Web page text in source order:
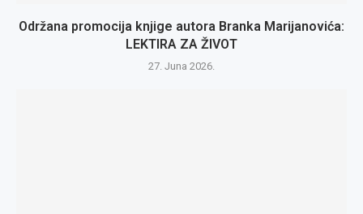
Održana promocija knjige autora Branka Marijanovića:
LEKTIRA ZA ŽIVOT
27. Juna 2026.